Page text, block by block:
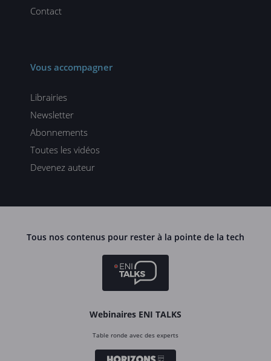
Contact
Vous accompagner
Librairies
Newsletter
Abonnements
Toutes les vidéos
Devenez auteur
Tous nos contenus pour rester à la pointe de la tech
Webinaires ENI TALKS
Table ronde avec des experts